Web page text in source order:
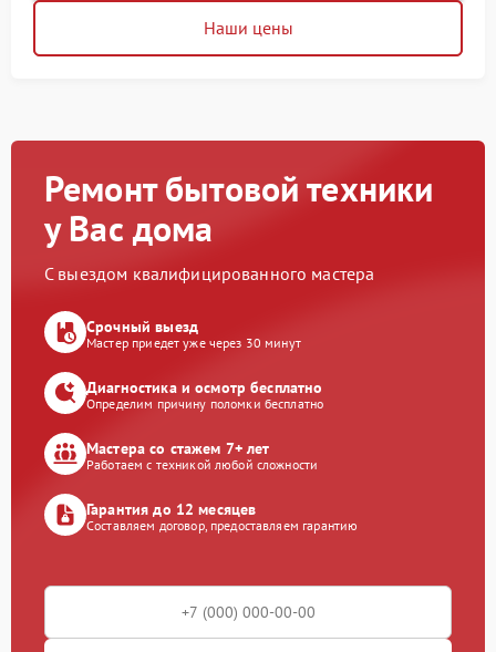
Наши цены
Ремонт бытовой техники
у Вас дома
С выездом квалифицированного мастера
Срочный выезд
Мастер приедет уже через 30 минут
Диагностика и осмотр бесплатно
Определим причину поломки бесплатно
Мастера со стажем 7+ лет
Работаем с техникой любой сложности
Гарантия до 12 месяцев
Составляем договор, предоставляем гарантию